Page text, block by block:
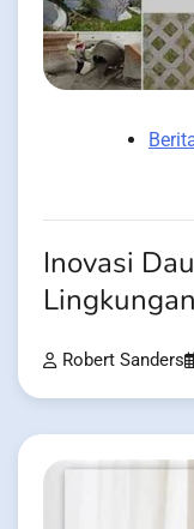
Inovasi
Lingkungan
Robert Sanders